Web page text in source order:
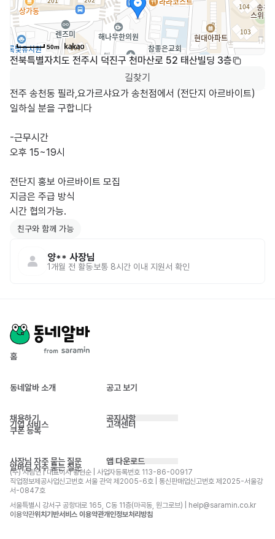
50m
전북특별자치도 전주시 덕진구 천마산로 52 태산빌딩 3층
길찾기
전주 송천동 필라,요가르샤요가 송천점에서 (전단지 아르바이트)
일하실 분을 구합니다
-근무시간
오후 15~19시
전단지 홍보 아르바이트 모집
지금은 주급 방식
친구와 함께 가능
양** 사장님
1개월 전 활동보통 8시간 이내 지원서 확인
홈
동네알바 소개 공고 보기
채용하기
기업 서비스
쿠폰 등록
공지사항
고객센터
사장님 자주 묻는 질문
알바님 자주 묻는 질문
앱 다운로드
(주) 사람인 | 대표이사 황현순 | 사업자등록번호 113-86-00917
직업정보제공사업신고번호 서울 관악 제2005-6호 | 통신판매업신고번호 제2025-서울강
서-0847호
서울특별시 강서구 공항대로 165, C동 11층(마곡동, 원그로브) | help@saramin.co.kr
이용약관위치기반서비스 이용약관개인정보처리방침